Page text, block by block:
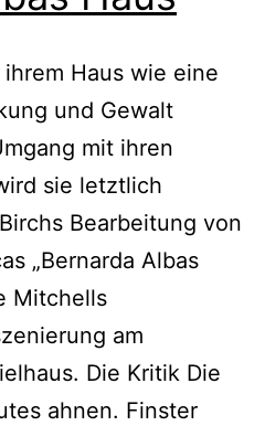
Haus wie eine
und Gewalt
mit ihren
sie letztlich
Bearbeitung von
„Bernarda Albas
Mitchells
am
Die Kritik Die
ahnen. Finster